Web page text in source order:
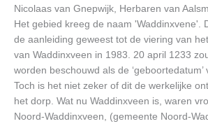
Nicolaas van Gnepwijk, Herbaren van
Het gebied kreeg de naam 'Waddinxvene'.
de aanleiding geweest tot de viering van
van Waddinxveen in 1983. 20 april 1233
worden beschouwd als de ‘geboortedatum’
Toch is het niet zeker of dit de werkelijke
het dorp. Wat nu Waddinxveen is, waren
Noord-Waddinxveen, (gemeente Noord-